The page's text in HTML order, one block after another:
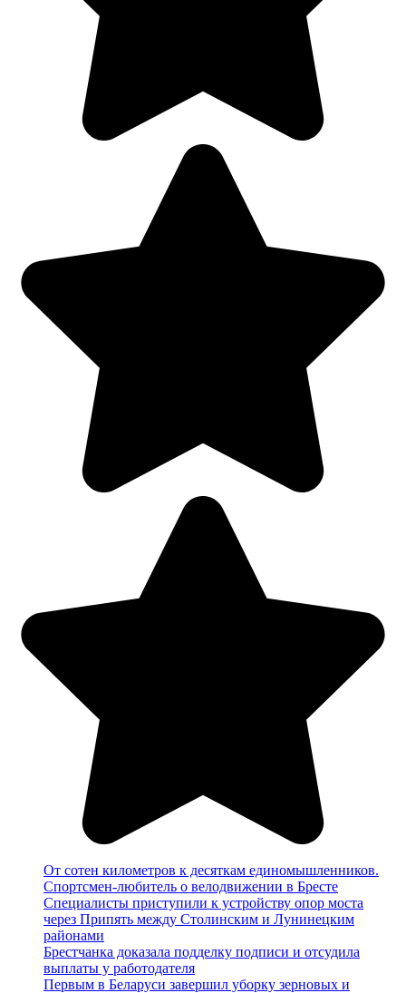
От сотен километров к десяткам единомышленников.
Спортсмен-любитель о велодвижении в Бресте
Специалисты приступили к устройству опор моста
через Припять между Столинским и Лунинецким
районами
Брестчанка доказала подделку подписи и отсудила
выплаты у работодателя
Первым в Беларуси завершил уборку зерновых и